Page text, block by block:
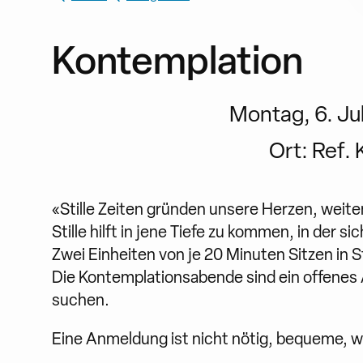
Kontemplation
Montag, 6.
Ort: Ref.
«Stille Zeiten gründen unsere Herzen,
Stille hilft in jene Tiefe zu kommen, in der
Zwei Einheiten von je 20 Minuten Sitzen in
Die Kontemplationsabende sind ein
suchen.
Eine Anmeldung ist nicht nötig, bequeme,